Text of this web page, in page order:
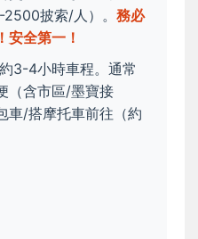
披索/人）。 務必
安全第一！
3-4小時車程。通常
（含市區/墨寶接
車/搭摩托車前往（約